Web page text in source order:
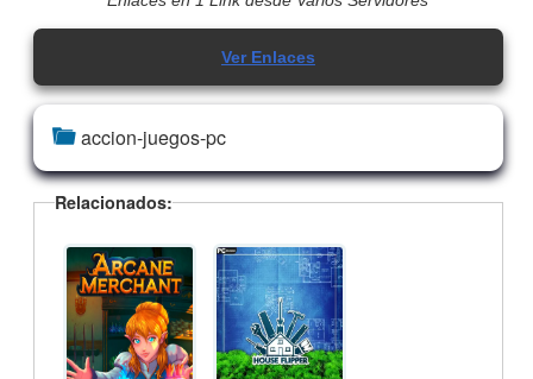
Ver Enlaces
accion-juegos-pc
Relacionados: